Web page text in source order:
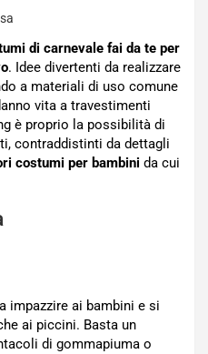
di carnevale fai da te per
. Idee divertenti da realizzare
a materiali di uso comune
vita a travestimenti
è proprio la possibilità di
contraddistinti da dettagli
costumi per bambini da cui
impazzire ai bambini e si
ai piccini. Basta un
di gommapiuma o